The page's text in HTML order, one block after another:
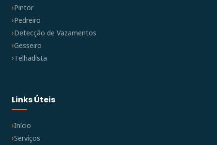
Pintor
Pedreiro
Detecção de Vazamentos
Gesseiro
Telhadista
Links Úteis
Início
Serviços